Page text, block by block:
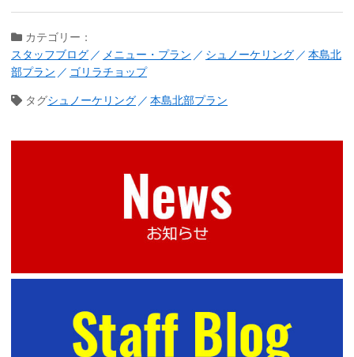
カテゴリー：
スタッフブログ
メニュー・プラン シュノーケリング
本島北
部プラン
ゴリラチョップ
タグシュノーケリング 本島北部プラン